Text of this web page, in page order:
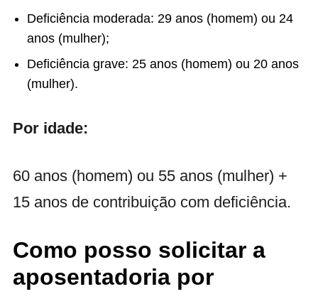
Deficiência moderada: 29 anos (homem) ou 24
anos (mulher);
Deficiência grave: 25 anos (homem) ou 20 anos
(mulher).
Por idade:
60 anos (homem) ou 55 anos (mulher) +
15 anos de contribuição com deficiência.
Como posso solicitar a
aposentadoria por